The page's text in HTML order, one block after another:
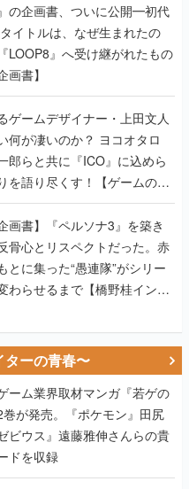
の企画書、ついに公開━初代
イトルは、なぜ生まれたの
LOOP8』へ受け継がれたもの
画書】
ゲームデザイナー・上田文人
何が凄いのか？ ヨコオタロ
郎らと共に『ICO』に込めら
を語り尽くす！【ゲームの企
画書】『ペルソナ3』を築き
骨心とリスペクトだった。赤
とに集った“愚連隊”がシリー
わらせるまで【橋野桂インタ
ターの青春〜
ーム業界取材マンガ『若ゲの
が発売。『ポケモン』田尻
ビウス』遠藤雅伸さんらの貴
ドを収録